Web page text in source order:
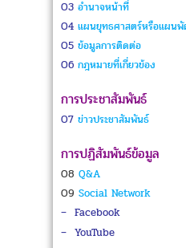
O3 อำนาจหน้าที่
O4 แผนยุทธศาสตร์หรือแผน
O5 ข้อมูลการติดต่อ
O6 กฎหมายที่เกี่ยวข้อง
การประชาสัมพันธ์
O7 ข่าวประชาสัมพันธ์
การปฏิสัมพันธ์ข้อมูล
O8 Q&A
O9 Social Network
– Facebook
– YouTube